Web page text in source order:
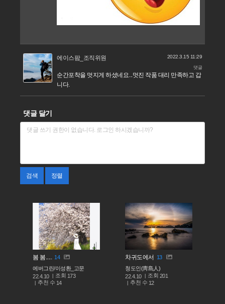
에이스팜_조직위원 2022.3.15 11:29
댓글
순간포착을 멋지게 하셨네요...멋진 작품 대리 만족하고 갑
니다.
댓글 달기
검색 정렬
봄 봄..... 14
에버그린/이성환_고문
22.4.10
조회 173
추천 수 14
차귀도에서 13
청도인(靑島人)
22.4.10
조회 201
추천 수 12